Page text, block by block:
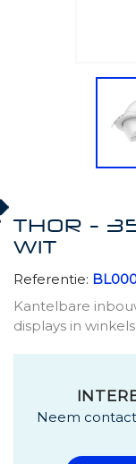
THOR -
WIT
Referentie:
Kantelbare
displays in winkels.
Neem